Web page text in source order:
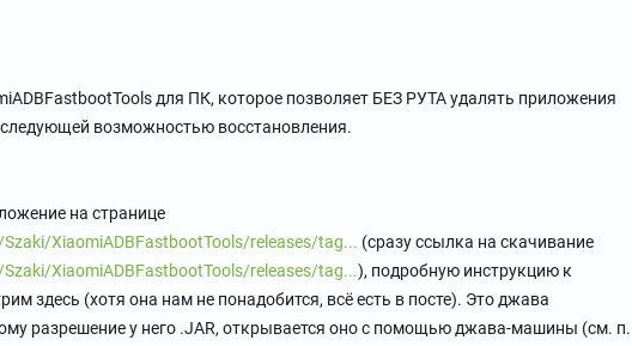
для ПК, которое позволяет БЕЗ РУТА удалять приложения
возможностью восстановления.
на странице
XiaomiADBFastbootTools/releases/tag... (сразу ссылка на скачивание
XiaomiADBFastbootTools/releases/tag...), подробную инструкцию к
здесь (хотя она нам не понадобится, всё есть в посте). Это джава
разрешение у него .JAR, открывается оно с помощью джава-машины (см. п.